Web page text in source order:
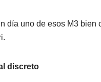
día uno de esos M3
discreto